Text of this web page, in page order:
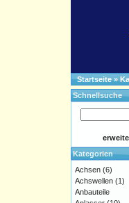
Startseite»
Schnellsuche
Kategorien
Achsen (6)
Achswellen (1)
Anbauteile